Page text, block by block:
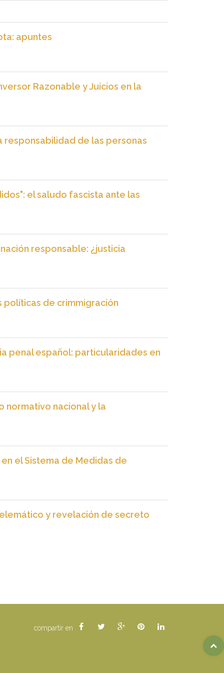
apuntes
Razonable y Juicios en la
de las personas
el saludo fascista ante las
responsable: ¿justicia
políticas de crimmigración
penal español: particularidades en
normativo nacional y la
el Sistema de Medidas de
y revelación de secreto
compartir en